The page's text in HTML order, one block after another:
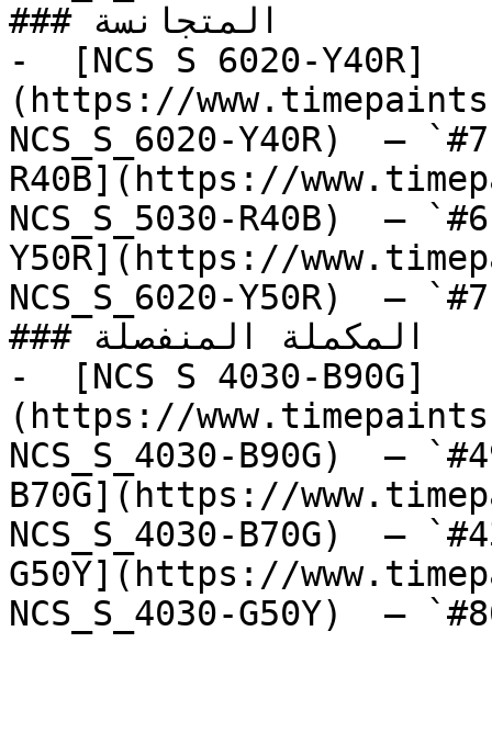
### المتجانسة
-  [NCS S 6020-Y40R]
(https://
NCS_S_6020-Y40R)  —
R40B](https://
NCS_S_5030-R40B)  —
Y50R](https://
NCS_S_6020-Y50R)  —
### المكملة المنفصلة
-  [NCS S 4030-B90G]
(https://
NCS_S_4030-B90G)  —
B70G](https://
NCS_S_4030-B70G)  —
G50Y](https://
NCS_S_4030-G50Y)  —